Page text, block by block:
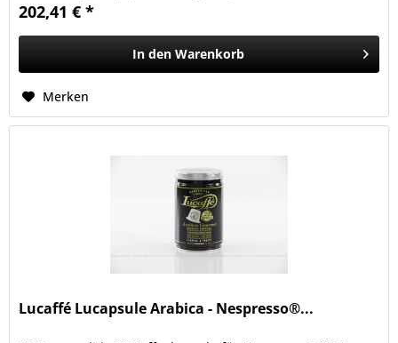
202,41 € *
In den Warenkorb
Merken
Lucaffé Lucapsule Arabica - Nespresso®...